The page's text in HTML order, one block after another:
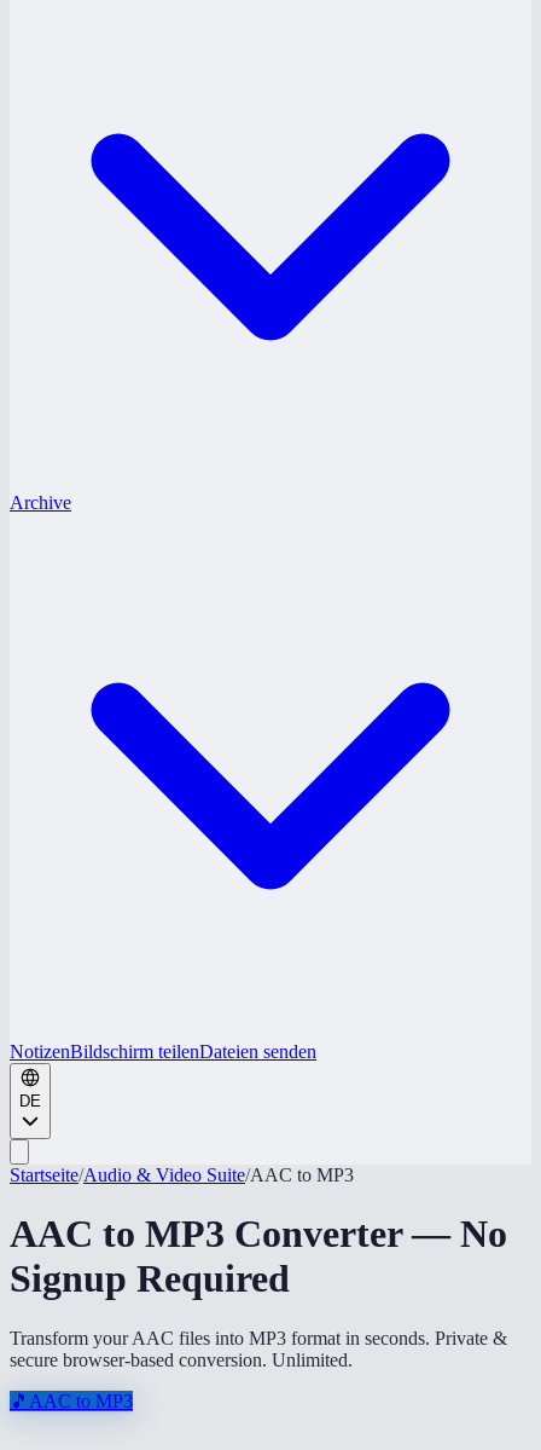
Archive
NotizenBildschirm teilenDateien senden
DE
Startseite/Audio & Video Suite/AAC to MP3
AAC to MP3 Converter — No
Signup Required
Transform your AAC files into MP3 format in seconds. Private &
secure browser-based conversion. Unlimited.
🎵 AAC to MP3